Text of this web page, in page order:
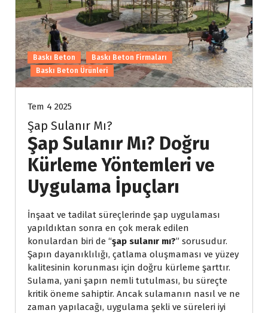
Baskı Beton
Baskı Beton Firmaları
Baskı Beton Ürünleri
Tem 4 2025
Şap Sulanır Mı?
Şap Sulanır Mı? Doğru
Kürleme Yöntemleri ve
Uygulama İpuçları
İnşaat ve tadilat süreçlerinde şap uygulaması
yapıldıktan sonra en çok merak edilen
konulardan biri de “şap sulanır mı?” sorusudur.
Şapın dayanıklılığı, çatlama oluşmaması ve yüzey
kalitesinin korunması için doğru kürleme şarttır.
Sulama, yani şapın nemli tutulması, bu süreçte
kritik öneme sahiptir. Ancak sulamanın nasıl ve ne
zaman yapılacağı, uygulama şekli ve süreleri iyi